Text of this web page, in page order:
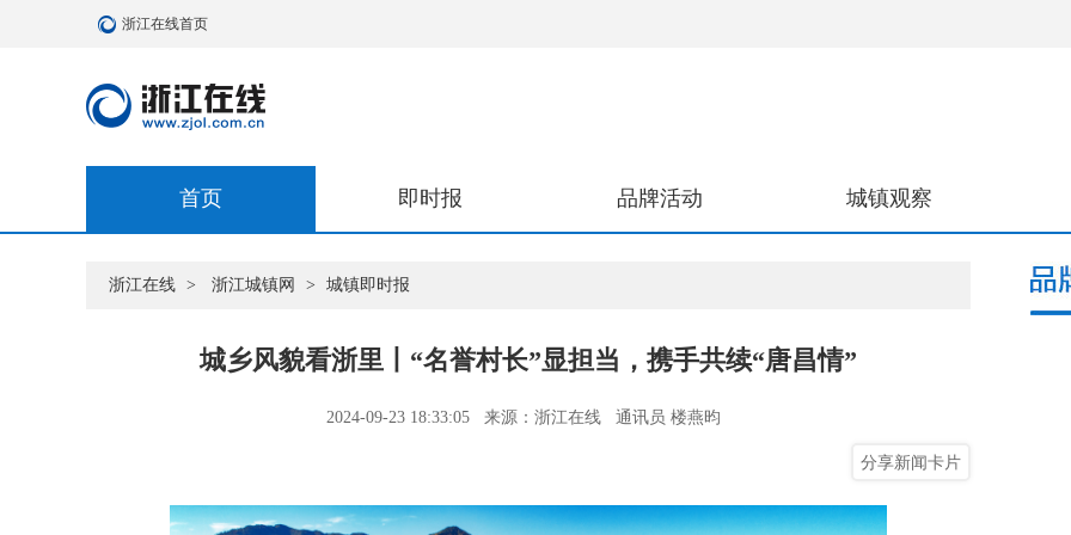
浙江在线首页
首页 即时报 品牌活动 城镇观察
浙江在线 > 浙江城镇网 > 城镇即时报
城乡风貌看浙里丨“名誉村长”显担当，携手共续“唐昌情”
2024-09-23 18:33:05 来源：浙江在线 通讯员 楼燕昀
分享新闻卡片